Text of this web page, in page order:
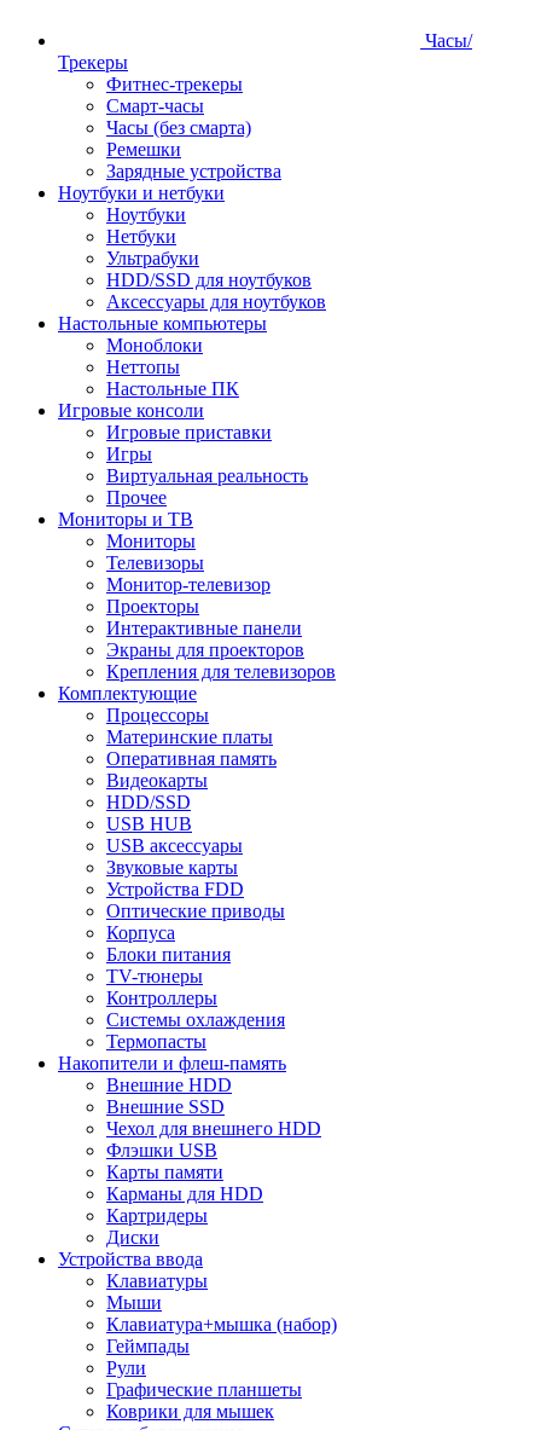
Часы/
Трекеры
Фитнес-трекеры
Смарт-часы
Часы (без смарта)
Ремешки
Зарядные устройства
Ноутбуки и нетбуки
Ноутбуки
Нетбуки
Ультрабуки
HDD/SSD для ноутбуков
Аксессуары для ноутбуков
Настольные компьютеры
Моноблоки
Неттопы
Настольные ПК
Игровые консоли
Игровые приставки
Игры
Виртуальная реальность
Прочее
Мониторы и ТВ
Мониторы
Телевизоры
Монитор-телевизор
Проекторы
Интерактивные панели
Экраны для проекторов
Крепления для телевизоров
Комплектующие
Процессоры
Материнские платы
Оперативная память
Видеокарты
HDD/SSD
USB HUB
USB аксессуары
Звуковые карты
Устройства FDD
Оптические приводы
Корпуса
Блоки питания
TV-тюнеры
Контроллеры
Системы охлаждения
Термопасты
Накопители и флеш-память
Внешние HDD
Внешние SSD
Чехол для внешнего HDD
Флэшки USB
Карты памяти
Карманы для HDD
Картридеры
Диски
Устройства ввода
Клавиатуры
Мыши
Клавиатура+мышка (набор)
Геймпады
Рули
Графические планшеты
Коврики для мышек